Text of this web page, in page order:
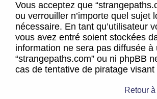
Vous acceptez que
ou verrouiller n’importe quel sujet
nécessaire. En tant qu’utilisateur
vous avez entré soient stockées
information ne sera pas diffusée
“strangepaths.com” ou ni phpBB
cas de tentative de piratage
Retour